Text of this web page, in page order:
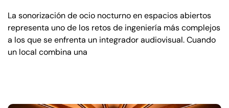
La sonorización de ocio nocturno en espacios abiertos
representa uno de los retos de ingeniería más complejos
a los que se enfrenta un integrador audiovisual. Cuando
un local combina una